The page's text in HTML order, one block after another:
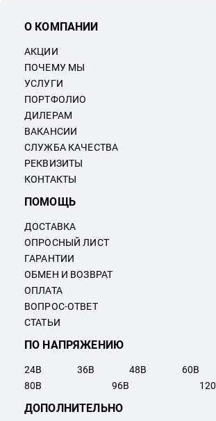
О КОМПАНИИ
АКЦИИ
ПОЧЕМУ МЫ
УСЛУГИ
ПОРТФОЛИО
ДИЛЕРАМ
ВАКАНСИИ
СЛУЖБА КАЧЕСТВА
РЕКВИЗИТЫ
КОНТАКТЫ
ПОМОЩЬ
ДОСТАВКА
ОПРОСНЫЙ ЛИСТ
ГАРАНТИИ
ОБМЕН И ВОЗВРАТ
ОПЛАТА
ВОПРОС-ОТВЕТ
СТАТЬИ
ПО НАПРЯЖЕНИЮ
24В 36В 48В 60В
80В 96В 120
ДОПОЛНИТЕЛЬНО